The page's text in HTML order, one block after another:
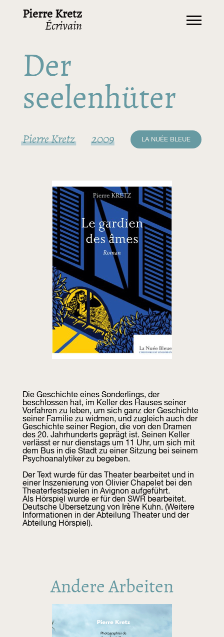
Pierre Kretz
Écrivain
Der
seelenhüter
Pierre Kretz 2009 LA NUÉE BLEUE
Die Geschichte eines Sonderlings, der
beschlossen hat, im Keller des Hauses seiner
Vorfahren zu leben, um sich ganz der Geschichte
seiner Familie zu widmen, und zugleich auch der
Geschichte seiner Region, die von den Dramen
des 20. Jahrhunderts geprägt ist. Seinen Keller
verlässt er nur dienstags um 11 Uhr, um sich mit
dem Bus in die Stadt zu einer Sitzung bei seinem
Psychoanalytiker zu begeben.
Der Text wurde für das Theater bearbeitet und in
einer Inszenierung von Olivier Chapelet bei den
Theaterfestspielen in Avignon aufgeführt.
Als Hörspiel wurde er für den SWR bearbeitet.
Deutsche Übersetzung von Irène Kuhn. (Weitere
Informationen in der Abteilung Theater und der
Abteilung Hörspiel).
Andere Arbeiten